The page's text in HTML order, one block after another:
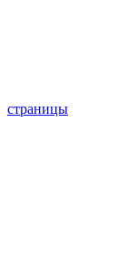
страницы